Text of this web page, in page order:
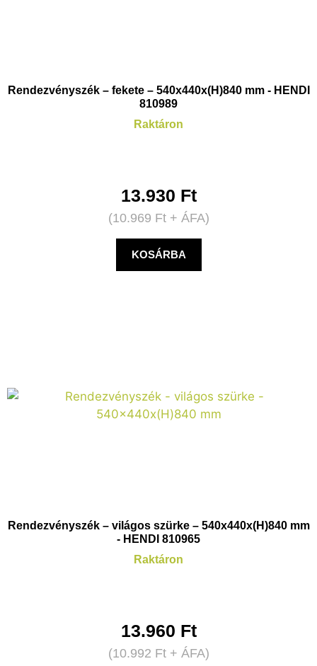
Rendezvényszék – fekete – 540x440x(H)840 mm - HENDI
810989
Raktáron
13.930 Ft
(10.969 Ft+ ÁFA)
KOSÁRBA
Rendezvényszék – világos szürke – 540x440x(H)840 mm
- HENDI 810965
Raktáron
13.960 Ft
(10.992 Ft+ ÁFA)